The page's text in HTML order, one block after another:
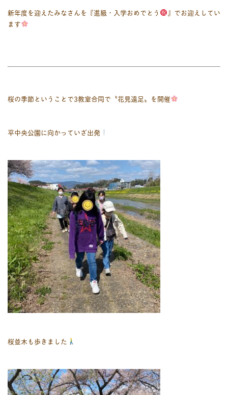
新年度を迎えたみなさんを『進級・入学おめでとう
』でお迎えしてい
ます
桜の季節ということで3教室合同で〝花見遠足〟を開催
平中央公園に向かっていざ出発
桜並木も歩きました